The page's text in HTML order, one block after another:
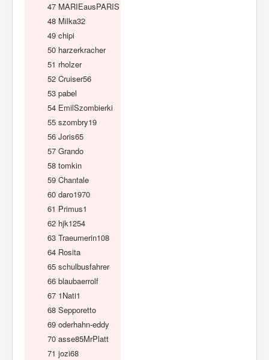
47 MARIEausPARIS
48 Milka32
49 chipi
50 harzerkracher
51 rholzer
52 Cruiser56
53 pabel
54 EmilSzombierki
55 szombry19
56 Joris65
57 Grando
58 tomkin
59 Chantale
60 daro1970
61 Primus1
62 hjk1254
63 Traeumerin108
64 Rosita
65 schulbusfahrer
66 blaubaerrolf
67 1Nati1
68 Sepporetto
69 oderhahn-eddy
70 asse85MrPlatt
71 jozi68